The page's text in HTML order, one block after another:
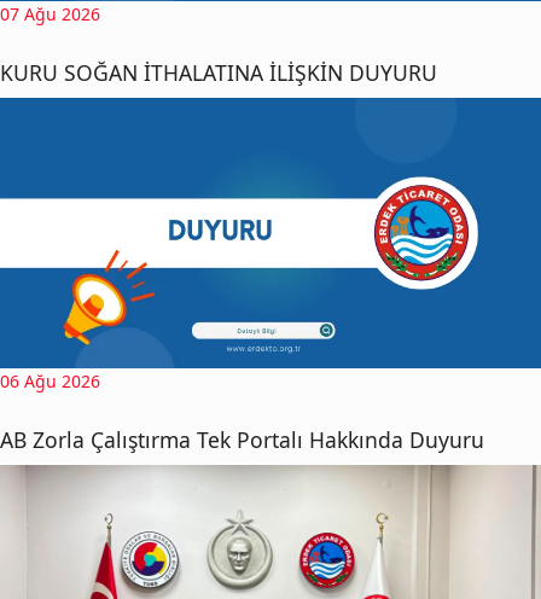
07 Ağu 2026
KURU SOĞAN İTHALATINA İLİŞKİN DUYURU
06 Ağu 2026
AB Zorla Çalıştırma Tek Portalı Hakkında Duyuru